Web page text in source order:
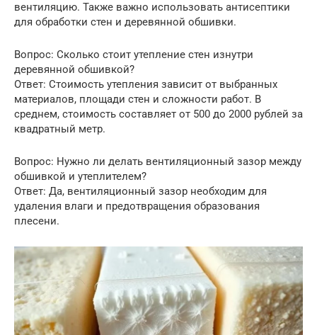
вентиляцию. Также важно использовать антисептики
для обработки стен и деревянной обшивки.
Вопрос: Сколько стоит утепление стен изнутри
деревянной обшивкой?
Ответ: Стоимость утепления зависит от выбранных
материалов, площади стен и сложности работ. В
среднем, стоимость составляет от 500 до 2000 рублей за
квадратный метр.
Вопрос: Нужно ли делать вентиляционный зазор между
обшивкой и утеплителем?
Ответ: Да, вентиляционный зазор необходим для
удаления влаги и предотвращения образования
плесени.